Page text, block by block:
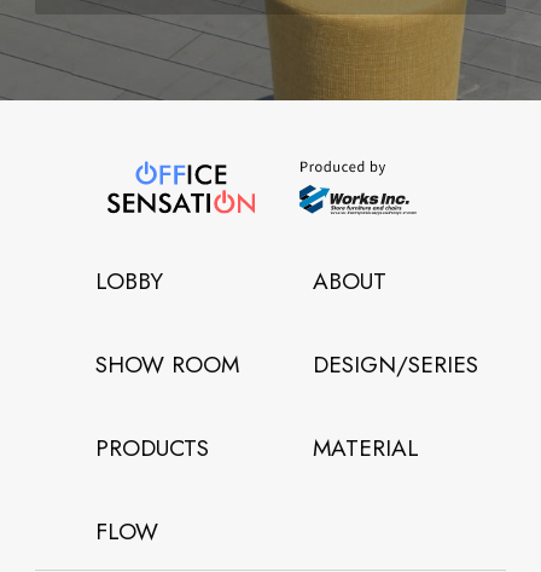
LOBBY ABOUT
SHOW ROOM DESIGN/SERIES
PRODUCTS MATERIAL
FLOW